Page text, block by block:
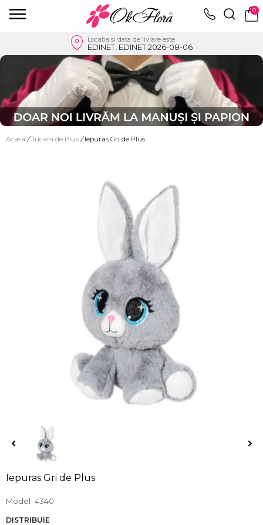
0
Locatia si data de livrare este
EDINET, EDINET 2026-08-06
Acasa / Jucarii de Plus / Iepuras Gri de Plus
Iepuras Gri de Plus
Model 4340
DISTRIBUIE